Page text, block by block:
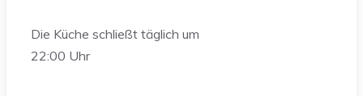
Die Küche schließt täglich um
22:00 Uhr